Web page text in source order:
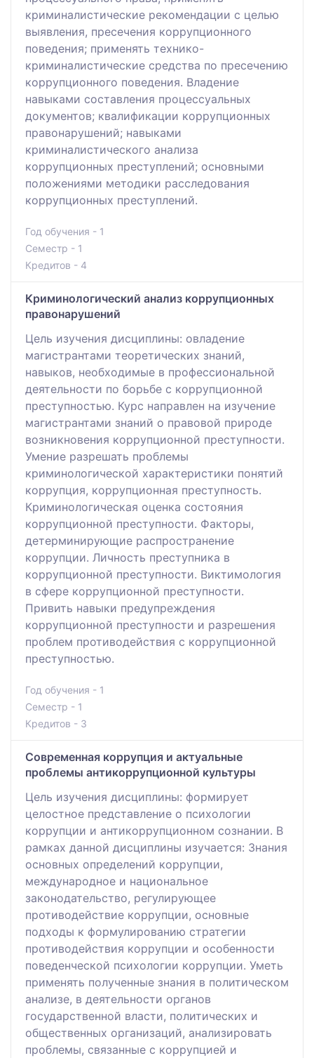
криминалистические рекомендации с целью
выявления, пресечения коррупционного
поведения; применять технико-
криминалистические средства по пресечению
коррупционного поведения. Владение
навыками составления процессуальных
документов; квалификации коррупционных
правонарушений; навыками
криминалистического анализа
коррупционных преступлений; основными
положениями методики расследования
коррупционных преступлений.
Год обучения - 1
Семестр - 1
Кредитов - 4
Криминологический анализ коррупционных
правонарушений
Цель изучения дисциплины: овладение
магистрантами теоретических знаний,
навыков, необходимые в профессиональной
деятельности по борьбе с коррупционной
преступностью. Курс направлен на изучение
магистрантами знаний о правовой природе
возникновения коррупционной преступности.
Умение разрешать проблемы
криминологической характеристики понятий
коррупция, коррупционная преступность.
Криминологическая оценка состояния
коррупционной преступности. Факторы,
детерминирующие распространение
коррупции. Личность преступника в
коррупционной преступности. Виктимология
в сфере коррупционной преступности.
Привить навыки предупреждения
коррупционной преступности и разрешения
проблем противодействия с коррупционной
преступностью.
Год обучения - 1
Семестр - 1
Кредитов - 3
Современная коррупция и актуальные
проблемы антикоррупционной культуры
Цель изучения дисциплины: формирует
целостное представление о психологии
коррупции и антикоррупционном сознании. В
рамках данной дисциплины изучается: Знания
основных определений коррупции,
международное и национальное
законодательство, регулирующее
противодействие коррупции, основные
подходы к формулированию стратегии
противодействия коррупции и особенности
поведенческой психологии коррупции. Уметь
применять полученные знания в политическом
анализе, в деятельности органов
государственной власти, политических и
общественных организаций, анализировать
проблемы, связанные с коррупцией и